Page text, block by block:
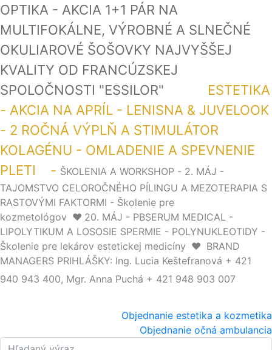
OPTIKA - AKCIA 1+1 PÁR NA
MULTIFOKÁLNE, VÝROBNÉ A SLNEČNÉ
OKULIAROVÉ ŠOŠOVKY NAJVYŠŠEJ
KVALITY OD FRANCÚZSKEJ
SPOLOČNOSTI "ESSILOR" ESTETIKA
- AKCIA NA APRÍL - LENISNA & JUVELOOK
- 2 ROČNÁ VÝPLŇ A STIMULÁTOR
KOLAGÉNU - OMLADENIE A SPEVNENIE
PLETI - ŠKOLENIA A WORKSHOP - 2. MÁJ -
TAJOMSTVO CELOROČNÉHO PÍLINGU A MEZOTERAPIA S
RASTOVÝMI FAKTORMI - Školenie pre
kozmetológov ❤️ 20. MÁJ - PBSERUM MEDICAL -
LIPOLYTIKUM A LOSOSIE SPERMIE - POLYNUKLEOTIDY -
Školenie pre lekárov estetickej medicíny ❤️ BRAND
MANAGERS PRIHLÁŠKY: Ing. Lucia Keštefranová + 421
940 943 400, Mgr. Anna Puchá + 421 948 903 007
Objednanie estetika a kozmetika
Objednanie očná ambulancia